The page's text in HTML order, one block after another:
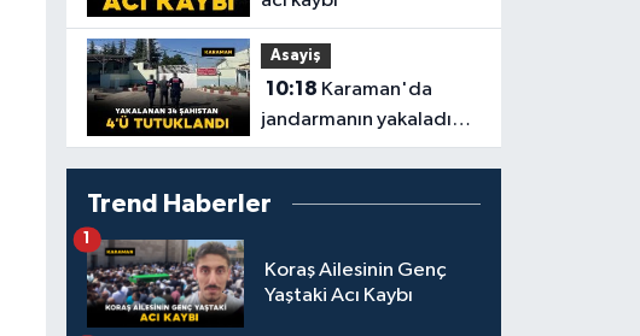
Asayiş
10:18
jandarmanın yakaladığı
34 şahıstan 4’ü
Trend Haberler
Koraş Ailesinin Genç
Yaştaki Acı Kaybı
1